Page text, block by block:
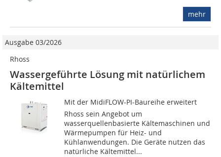
mehr
Ausgabe 03/2026
Rhoss
Wassergeführte Lösung mit natürlichem
Kältemittel
Mit der MidiFLOW-PI-Baureihe erweitert
Rhoss sein Angebot um
wasserquellenbasierte Kältemaschinen und
Wärmepumpen für Heiz- und
Kühlanwendungen. Die Geräte nutzen das
natürliche Kältemittel...